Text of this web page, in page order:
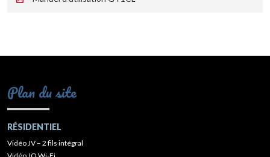
Plan du site
RÉSIDENTIEL
Vidéo JV – 2 fils intégral